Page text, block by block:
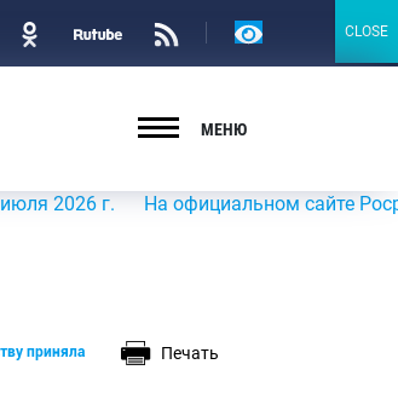
Версия
МЕНЮ
На официальном сайте
приняла
Печать
CLOSE
CLOSE